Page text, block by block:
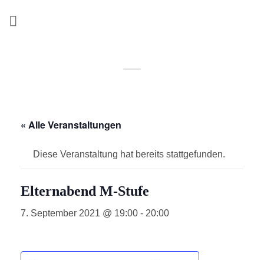
« Alle Veranstaltungen
Diese Veranstaltung hat bereits stattgefunden.
Elternabend M-Stufe
7. September 2021 @ 19:00 - 20:00